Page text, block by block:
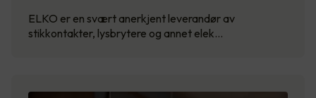
ELKO er en svært anerkjent leverandør av
stikkontakter, lysbrytere og annet elek…